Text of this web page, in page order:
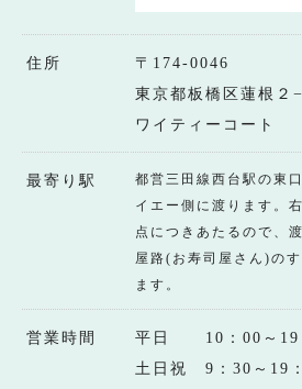
住所
〒174-0046
東京都板橋区蓮根２
ワイティーコート
最寄り駅
都営三田線西台駅の東
イエー側に渡ります。
点につきあたるので、
屋路(お寿司屋さん)の
ます。
営業時間
平日 10：00～19
土日祝 9：30～19